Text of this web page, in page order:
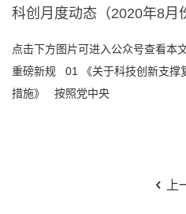
科创月度动态（2020年8月
点击下方图片可进入公众号查看
重磅新规 01 《关于科技创新支撑
措施》 按照党中央
上